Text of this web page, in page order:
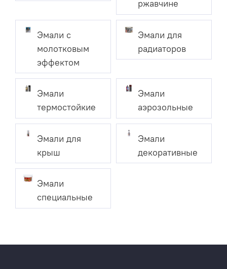
ржавчине
Эмали с
молотковым
эффектом
Эмали для
радиаторов
Эмали
термостойкие
Эмали
аэрозольные
Эмали для
крыш
Эмали
декоративные
Эмали
специальные